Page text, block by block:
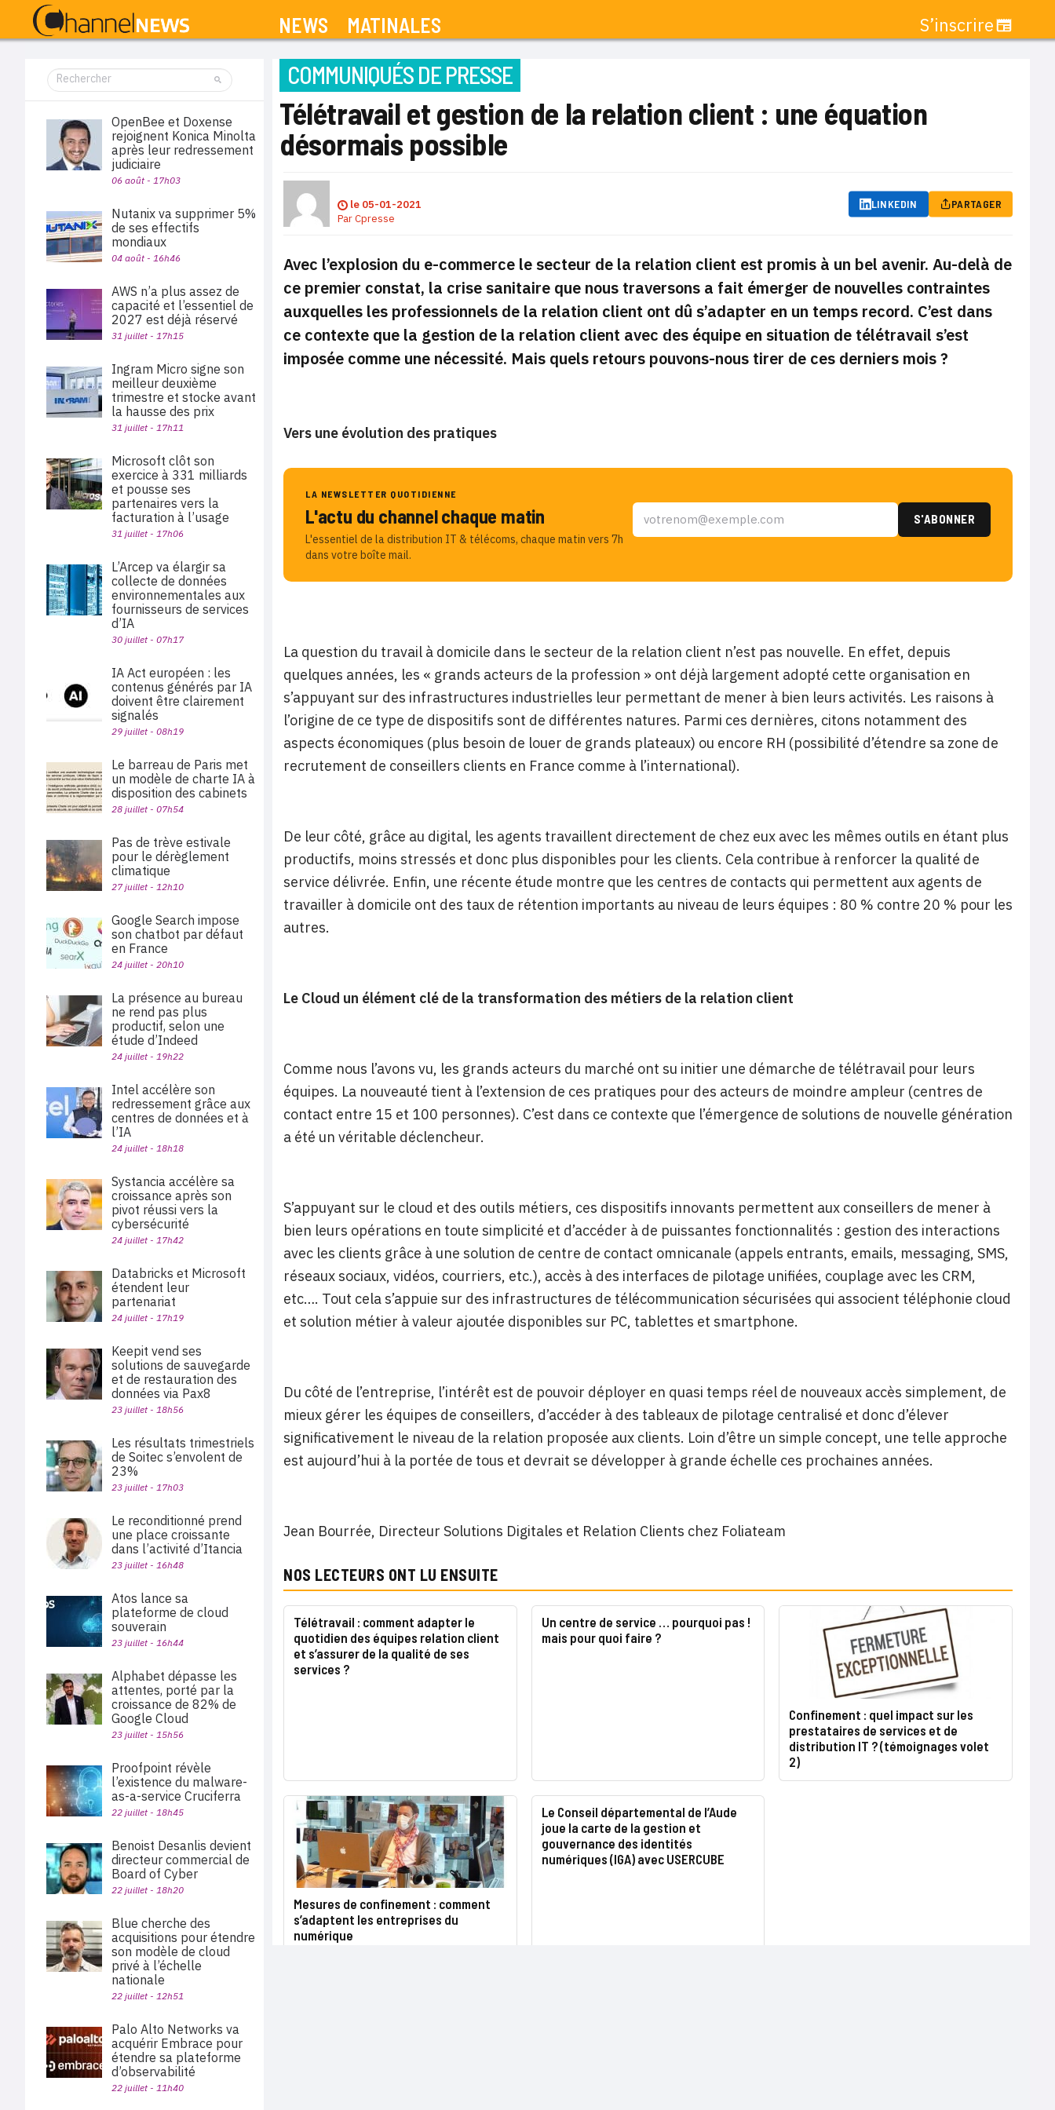
NEWS MATINALES S’inscrire
COMMUNIQUÉS DE PRESSE
Télétravail et gestion de la relation client : une équation
désormais possible
le 05-01-2021
ParCpresse
LINKEDIN PARTAGER
Avec l’explosion du e-commerce le secteur de la relation client est promis à un bel avenir. Au-delà de
ce premier constat, la crise sanitaire que nous traversons a fait émerger de nouvelles contraintes
auxquelles les professionnels de la relation client ont dû s’adapter en un temps record. C’est dans
ce contexte que la gestion de la relation client avec des équipe en situation de télétravail s’est
imposée comme une nécessité. Mais quels retours pouvons-nous tirer de ces derniers mois ?
Vers une évolution des pratiques
LA NEWSLETTER QUOTIDIENNE
L'actu du channel chaque matin
L'essentiel de la distribution IT & télécoms, chaque matin vers 7h
dans votre boîte mail.
La question du travail à domicile dans le secteur de la relation client n’est pas nouvelle. En effet, depuis
quelques années, les « grands acteurs de la profession » ont déjà largement adopté cette organisation en
s’appuyant sur des infrastructures industrielles leur permettant de mener à bien leurs activités. Les raisons à
l’origine de ce type de dispositifs sont de différentes natures. Parmi ces dernières, citons notamment des
aspects économiques (plus besoin de louer de grands plateaux) ou encore RH (possibilité d’étendre sa zone de
recrutement de conseillers clients en France comme à l’international).
De leur côté, grâce au digital, les agents travaillent directement de chez eux avec les mêmes outils en étant plus
productifs, moins stressés et donc plus disponibles pour les clients. Cela contribue à renforcer la qualité de
service délivrée. Enfin, une récente étude montre que les centres de contacts qui permettent aux agents de
travailler à domicile ont des taux de rétention importants au niveau de leurs équipes : 80 % contre 20 % pour les
autres.
Le Cloud un élément clé de la transformation des métiers de la relation client
Comme nous l’avons vu, les grands acteurs du marché ont su initier une démarche de télétravail pour leurs
équipes. La nouveauté tient à l’extension de ces pratiques pour des acteurs de moindre ampleur (centres de
contact entre 15 et 100 personnes). C’est dans ce contexte que l’émergence de solutions de nouvelle génération
a été un véritable déclencheur.
S’appuyant sur le cloud et des outils métiers, ces dispositifs innovants permettent aux conseillers de mener à
bien leurs opérations en toute simplicité et d’accéder à de puissantes fonctionnalités : gestion des interactions
avec les clients grâce à une solution de centre de contact omnicanale (appels entrants, emails, messaging, SMS,
réseaux sociaux, vidéos, courriers, etc.), accès à des interfaces de pilotage unifiées, couplage avec les CRM,
etc…. Tout cela s’appuie sur des infrastructures de télécommunication sécurisées qui associent téléphonie cloud
et solution métier à valeur ajoutée disponibles sur PC, tablettes et smartphone.
Du côté de l’entreprise, l’intérêt est de pouvoir déployer en quasi temps réel de nouveaux accès simplement, de
mieux gérer les équipes de conseillers, d’accéder à des tableaux de pilotage centralisé et donc d’élever
significativement le niveau de la relation proposée aux clients. Loin d’être un simple concept, une telle approche
est aujourd’hui à la portée de tous et devrait se développer à grande échelle ces prochaines années.
Jean Bourrée, Directeur Solutions Digitales et Relation Clients chez Foliateam
NOS LECTEURS ONT LU ENSUITE
Télétravail : comment adapter le
quotidien des équipes relation client
et s’assurer de la qualité de ses
services ?
Un centre de service … pourquoi pas !
mais pour quoi faire ?
Confinement : quel impact sur les
prestataires de services et de
distribution IT ? (témoignages volet
2)
Mesures de confinement : comment
s’adaptent les entreprises du
numérique
Le Conseil départemental de l’Aude
joue la carte de la gestion et
gouvernance des identités
numériques (IGA) avec USERCUBE
OpenBee et Doxense
rejoignent Konica Minolta
après leur redressement
judiciaire
06 août - 17h03
Nutanix va supprimer 5%
de ses effectifs
mondiaux
04 août - 16h46
AWS n’a plus assez de
capacité et l’essentiel de
2027 est déjà réservé
31 juillet - 17h15
Ingram Micro signe son
meilleur deuxième
trimestre et stocke avant
la hausse des prix
31 juillet - 17h11
Microsoft clôt son
exercice à 331 milliards
et pousse ses
partenaires vers la
facturation à l’usage
31 juillet - 17h06
L’Arcep va élargir sa
collecte de données
environnementales aux
fournisseurs de services
d’IA
30 juillet - 07h17
IA Act européen : les
contenus générés par IA
doivent être clairement
signalés
29 juillet - 08h19
Le barreau de Paris met
un modèle de charte IA à
disposition des cabinets
28 juillet - 07h54
Pas de trève estivale
pour le dérèglement
climatique
27 juillet - 12h10
Google Search impose
son chatbot par défaut
en France
24 juillet - 20h10
La présence au bureau
ne rend pas plus
productif, selon une
étude d’Indeed
24 juillet - 19h22
Intel accélère son
redressement grâce aux
centres de données et à
l’IA
24 juillet - 18h18
Systancia accélère sa
croissance après son
pivot réussi vers la
cybersécurité
24 juillet - 17h42
Databricks et Microsoft
étendent leur
partenariat
24 juillet - 17h19
Keepit vend ses
solutions de sauvegarde
et de restauration des
données via Pax8
23 juillet - 18h56
Les résultats trimestriels
de Soitec s’envolent de
23%
23 juillet - 17h03
Le reconditionné prend
une place croissante
dans l’activité d’Itancia
23 juillet - 16h48
Atos lance sa
plateforme de cloud
souverain
23 juillet - 16h44
Alphabet dépasse les
attentes, porté par la
croissance de 82% de
Google Cloud
23 juillet - 15h56
Proofpoint révèle
l’existence du malware-
as-a-service Cruciferra
22 juillet - 18h45
Benoist Desanlis devient
directeur commercial de
Board of Cyber
22 juillet - 18h20
Blue cherche des
acquisitions pour étendre
son modèle de cloud
privé à l’échelle
nationale
22 juillet - 12h51
Palo Alto Networks va
acquérir Embrace pour
étendre sa plateforme
d’observabilité
22 juillet - 11h40